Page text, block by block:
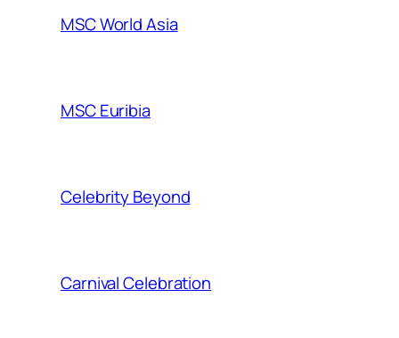
MSC World Asia
MSC Euribia
Celebrity Beyond
Carnival Celebration